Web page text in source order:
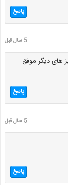
پاسخ
5 سال قبل
های دیگر موفق
پاسخ
5 سال قبل
پاسخ